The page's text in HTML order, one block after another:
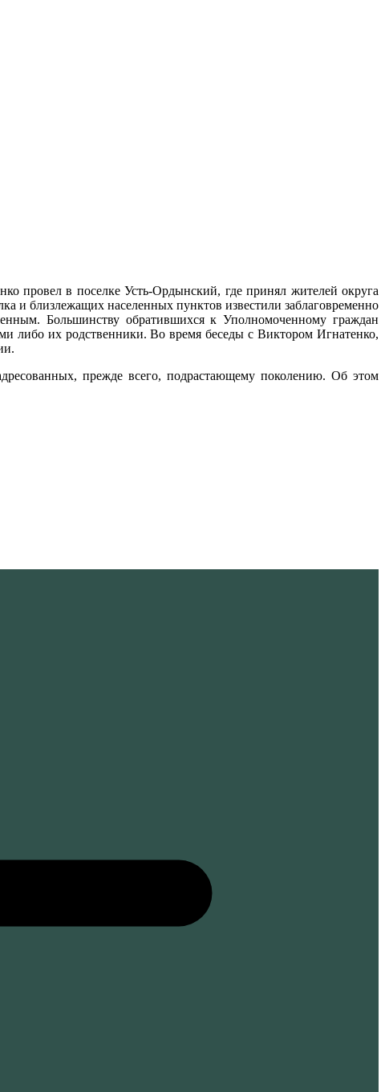
провел в поселке Усть-Ордынский, где принял жителей округа
и близлежащих населенных пунктов известили заблаговременно
Большинству обратившихся к Уполномоченному граждан
либо их родственники. Во время беседы с Виктором Игнатенко,
прежде всего, подрастающему поколению. Об этом